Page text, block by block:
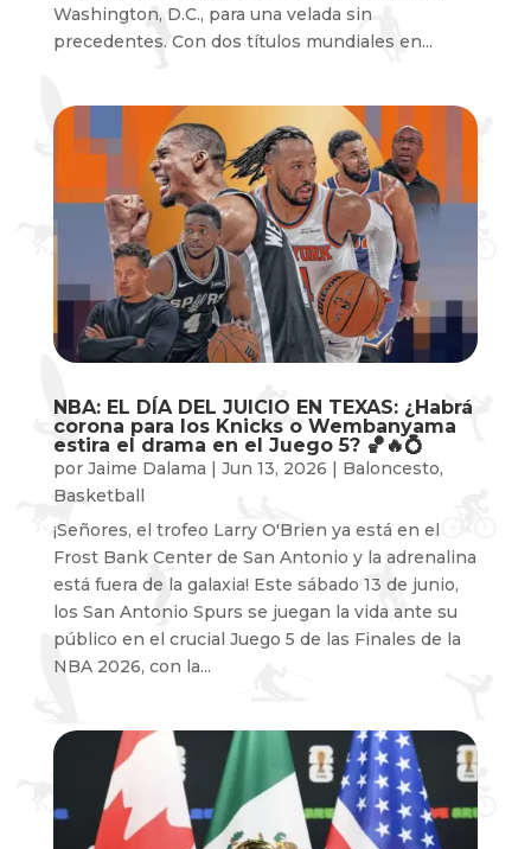
Washington, D.C., para una velada sin
precedentes. Con dos títulos mundiales en...
NBA: EL DÍA DEL JUICIO EN TEXAS: ¿Habrá
corona para los Knicks o Wembanyama
estira el drama en el Juego 5? 🏀🔥💍
por Jaime Dalama | Jun 13, 2026 | Baloncesto,
Basketball
¡Señores, el trofeo Larry O'Brien ya está en el
Frost Bank Center de San Antonio y la adrenalina
está fuera de la galaxia! Este sábado 13 de junio,
los San Antonio Spurs se juegan la vida ante su
público en el crucial Juego 5 de las Finales de la
NBA 2026, con la...